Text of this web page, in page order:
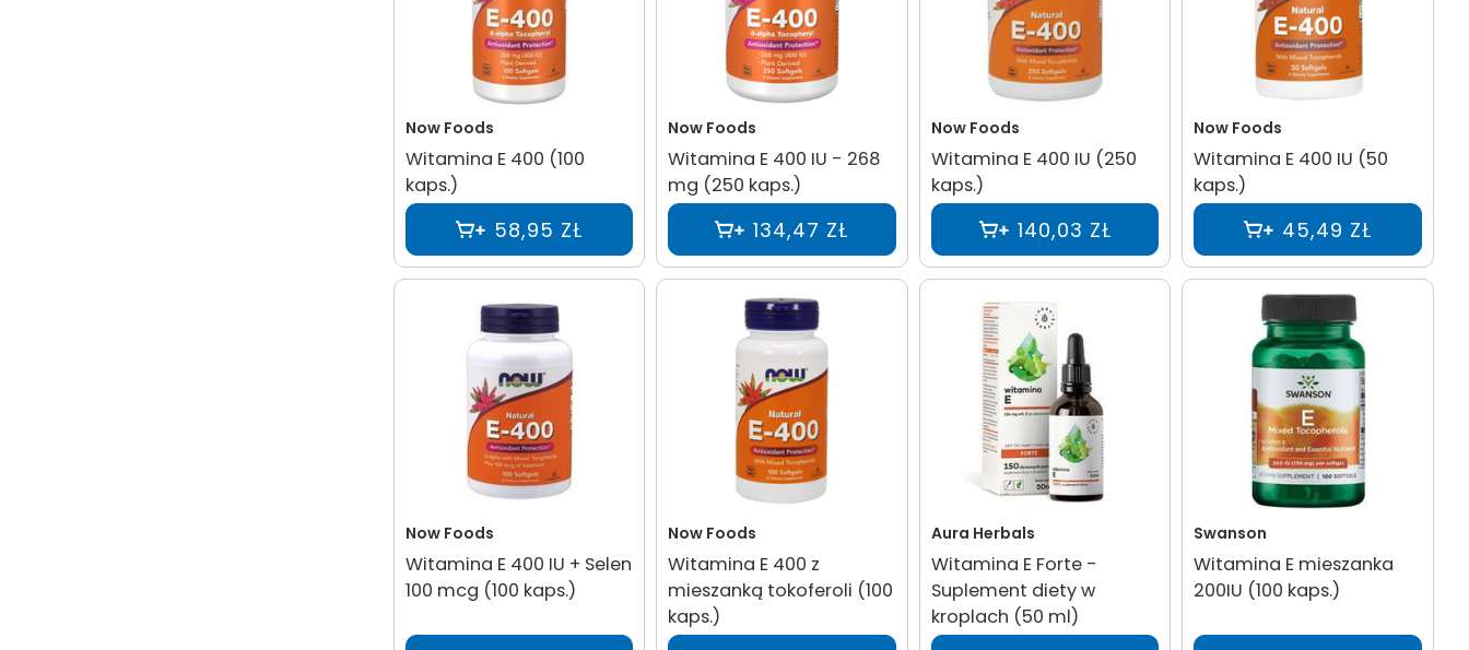
Now Foods
Witamina E 400 (100
kaps.)
58,95 ZŁ
Now Foods
Witamina E 400 IU - 268
mg (250 kaps.)
134,47 ZŁ
Now Foods
Witamina E 400 IU (250
kaps.)
140,03 ZŁ
Now Foods
Witamina E 400 IU (50
kaps.)
45,49 ZŁ
Now Foods
Witamina E 400 IU + Selen
100 mcg (100 kaps.)
Now Foods
Witamina E 400 z
mieszanką tokoferoli (100
kaps.)
Aura Herbals
Witamina E Forte -
Suplement diety w
kroplach (50 ml)
Swanson
Witamina E mieszanka
200IU (100 kaps.)